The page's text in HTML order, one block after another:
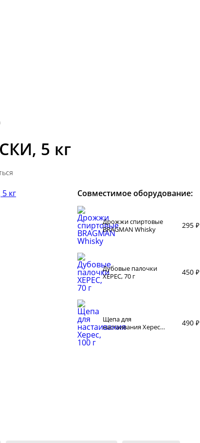
5 кг
Совместимое оборудование:
Дрожжи спиртовые
BRAGMAN Whisky
295 ₽
Дубовые палочки
ХЕРЕС, 70 г
450 ₽
Щепа для
настаивания Херес,
490 ₽